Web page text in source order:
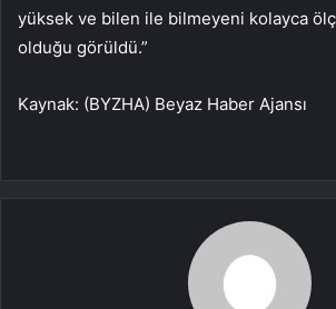
yüksek ve bilen ile bilmeyeni kolayca
olduğu görüldü.”
Kaynak: (BYZHA) Beyaz Haber Ajansı